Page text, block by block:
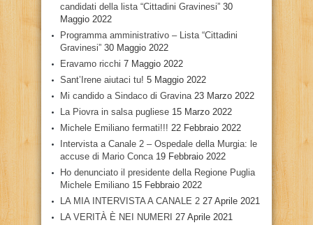
candidati della lista “Cittadini Gravinesi” 30
Maggio 2022
Programma amministrativo – Lista “Cittadini
Gravinesi” 30 Maggio 2022
Eravamo ricchi 7 Maggio 2022
Sant’Irene aiutaci tu! 5 Maggio 2022
Mi candido a Sindaco di Gravina 23 Marzo 2022
La Piovra in salsa pugliese 15 Marzo 2022
Michele Emiliano fermati!!! 22 Febbraio 2022
Intervista a Canale 2 – Ospedale della Murgia: le
accuse di Mario Conca 19 Febbraio 2022
Ho denunciato il presidente della Regione Puglia
Michele Emiliano 15 Febbraio 2022
LA MIA INTERVISTA A CANALE 2 27 Aprile 2021
LA VERITÀ È NEI NUMERI 27 Aprile 2021